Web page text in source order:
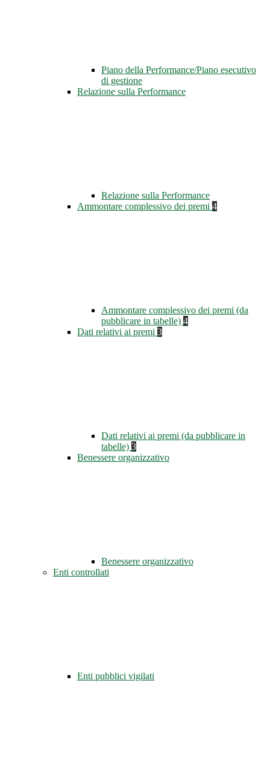
Piano della Performance/Piano esecutivo
di gestione
Relazione sulla Performance
Relazione sulla Performance
Ammontare complessivo dei premi 4
Ammontare complessivo dei premi (da
pubblicare in tabelle) 4
Dati relativi ai premi 3
Dati relativi ai premi (da pubblicare in
tabelle) 3
Benessere organizzativo
Benessere organizzativo
Enti controllati
Enti pubblici vigilati